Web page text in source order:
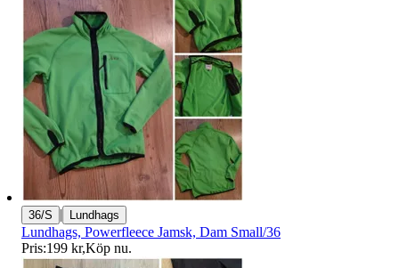
36/S | Lundhags
Lundhags, Powerfleece Jamsk, Dam Small/36
Pris:199 kr,Köp nu.